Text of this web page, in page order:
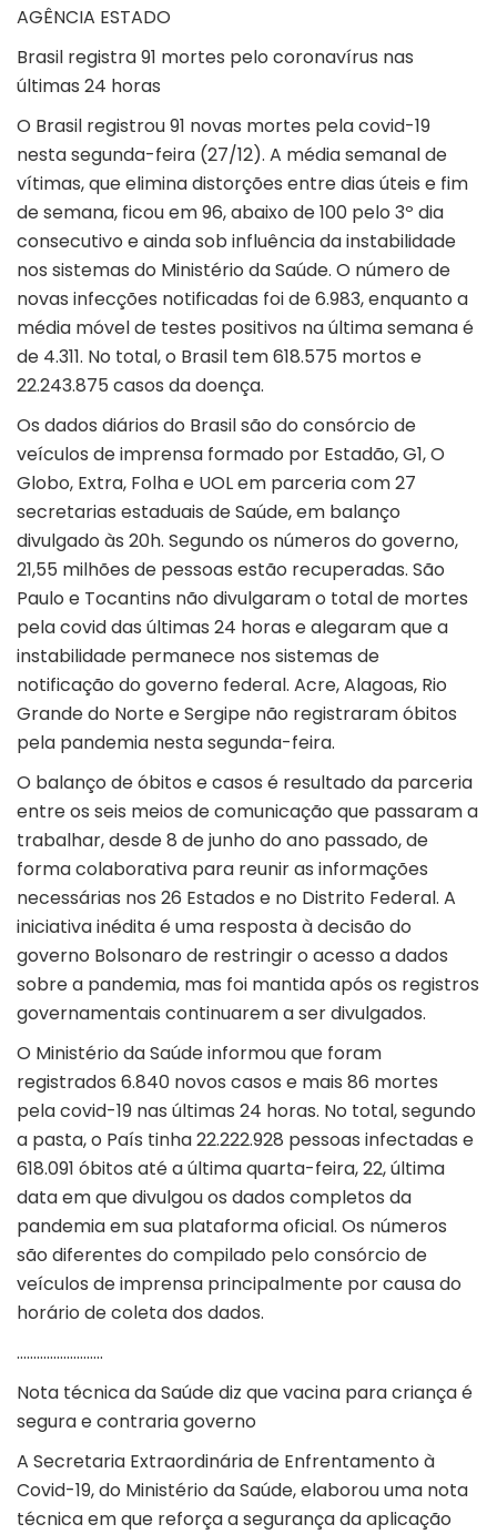
AGÊNCIA ESTADO
Brasil registra 91 mortes pelo coronavírus nas
últimas 24 horas
O Brasil registrou 91 novas mortes pela covid-19
nesta segunda-feira (27/12). A média semanal de
vítimas, que elimina distorções entre dias úteis e fim
de semana, ficou em 96, abaixo de 100 pelo 3º dia
consecutivo e ainda sob influência da instabilidade
nos sistemas do Ministério da Saúde. O número de
novas infecções notificadas foi de 6.983, enquanto a
média móvel de testes positivos na última semana é
de 4.311. No total, o Brasil tem 618.575 mortos e
22.243.875 casos da doença.
Os dados diários do Brasil são do consórcio de
veículos de imprensa formado por Estadão, G1, O
Globo, Extra, Folha e UOL em parceria com 27
secretarias estaduais de Saúde, em balanço
divulgado às 20h. Segundo os números do governo,
21,55 milhões de pessoas estão recuperadas. São
Paulo e Tocantins não divulgaram o total de mortes
pela covid das últimas 24 horas e alegaram que a
instabilidade permanece nos sistemas de
notificação do governo federal. Acre, Alagoas, Rio
Grande do Norte e Sergipe não registraram óbitos
pela pandemia nesta segunda-feira.
O balanço de óbitos e casos é resultado da parceria
entre os seis meios de comunicação que passaram a
trabalhar, desde 8 de junho do ano passado, de
forma colaborativa para reunir as informações
necessárias nos 26 Estados e no Distrito Federal. A
iniciativa inédita é uma resposta à decisão do
governo Bolsonaro de restringir o acesso a dados
sobre a pandemia, mas foi mantida após os registros
governamentais continuarem a ser divulgados.
O Ministério da Saúde informou que foram
registrados 6.840 novos casos e mais 86 mortes
pela covid-19 nas últimas 24 horas. No total, segundo
a pasta, o País tinha 22.222.928 pessoas infectadas e
618.091 óbitos até a última quarta-feira, 22, última
data em que divulgou os dados completos da
pandemia em sua plataforma oficial. Os números
são diferentes do compilado pelo consórcio de
veículos de imprensa principalmente por causa do
horário de coleta dos dados.
……………………..
Nota técnica da Saúde diz que vacina para criança é
segura e contraria governo
A Secretaria Extraordinária de Enfrentamento à
Covid-19, do Ministério da Saúde, elaborou uma nota
técnica em que reforça a segurança da aplicação